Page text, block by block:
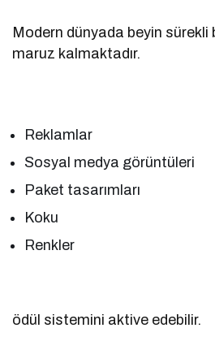
Modern dünyada beyin sürekli
maruz kalmaktadır.
Reklamlar
Sosyal medya görüntüleri
Paket tasarımları
Koku
Renkler
ödül sistemini aktive edebilir.